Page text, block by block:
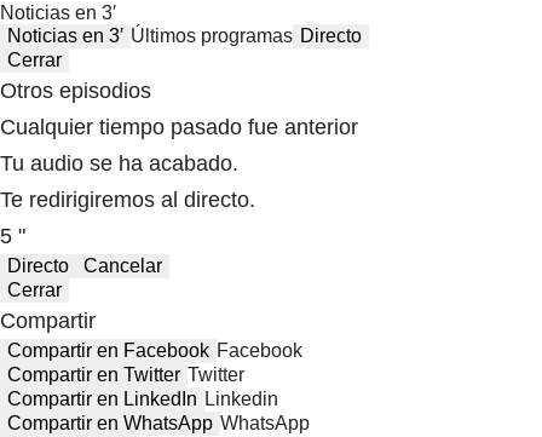
Noticias en 3′
Noticias en 3′ Últimos programas Directo
Cerrar
Otros episodios
Cualquier tiempo pasado fue anterior
Tu audio se ha acabado.
Te redirigiremos al directo.
5 "
Directo
Cancelar
Cerrar
Compartir
Compartir en Facebook Facebook
Compartir en Twitter Twitter
Compartir en LinkedIn Linkedin
Compartir en WhatsApp WhatsApp